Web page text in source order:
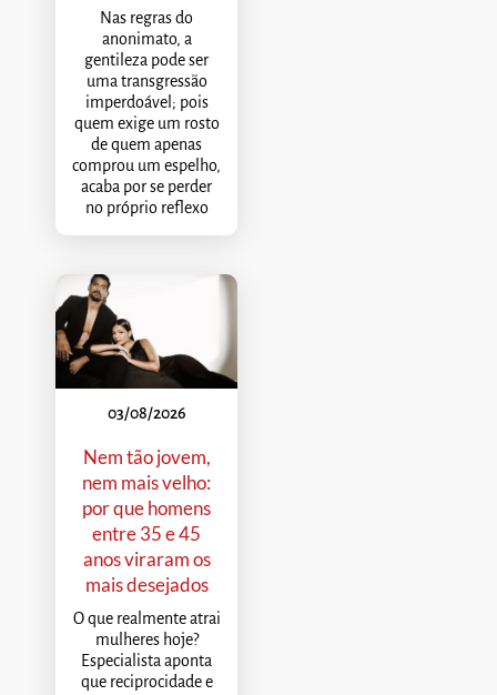
Nas regras do
anonimato, a
gentileza pode ser
uma transgressão
imperdoável; pois
quem exige um rosto
de quem apenas
comprou um espelho,
acaba por se perder
no próprio reflexo
03/08/2026
Nem tão jovem,
nem mais velho:
por que homens
entre 35 e 45
anos viraram os
mais desejados
O que realmente atrai
mulheres hoje?
Especialista aponta
que reciprocidade e